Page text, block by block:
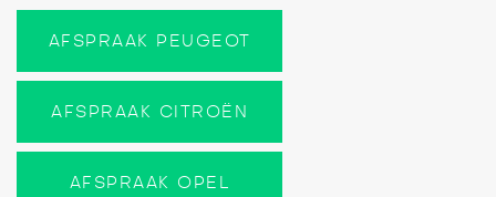
AFSPRAAK PEUGEOT
AFSPRAAK CITROËN
AFSPRAAK OPEL